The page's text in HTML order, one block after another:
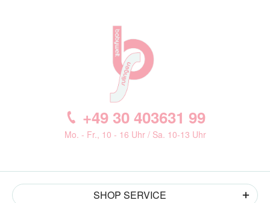
+49 30 403631 99
Mo. - Fr., 10 - 16 Uhr / Sa. 10-13 Uhr
SHOP SERVICE